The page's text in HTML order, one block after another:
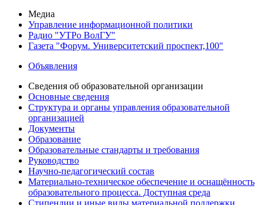
Медиа
Управление информационной политики
Радио "УТРо ВолГУ"
Газета "Форум. Университетский проспект,100"
Объявления
Сведения об образовательной организации
Основные сведения
Структура и органы управления образовательной
организацией
Документы
Образование
Образовательные стандарты и требования
Руководство
Научно-педагогический состав
Материально-техническое обеспечение и оснащённость
образовательного процесса. Доступная среда